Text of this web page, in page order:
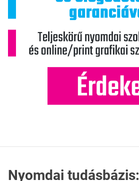
Nyomdai tudásbázis: